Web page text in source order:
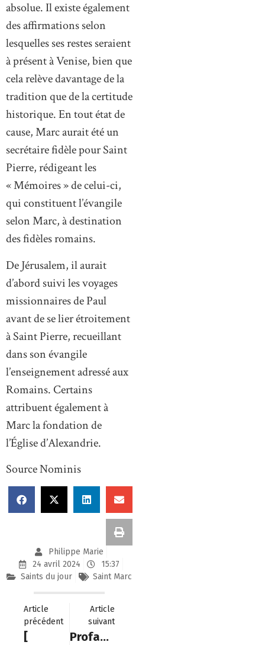
absolue. Il existe également
des affirmations selon
lesquelles ses restes seraient
à présent à Venise, bien que
cela relève davantage de la
tradition que de la certitude
historique. En tout état de
cause, Marc aurait été un
secrétaire fidèle pour Saint
Pierre, rédigeant les
« Mémoires » de celui-ci,
qui constituent l’évangile
selon Marc, à destination
des fidèles romains.
De Jérusalem, il aurait
d’abord suivi les voyages
missionnaires de Paul
avant de se lier étroitement
à Saint Pierre, recueillant
dans son évangile
l’enseignement adressé aux
Romains. Certains
attribuent également à
Marc la fondation de
l’Église d’Alexandrie.
Source Nominis
Philippe Marie
24 avril 2024
15:37
Saints du jour
Saint Marc
Article
précédent
[
Article
suivant
Profanation